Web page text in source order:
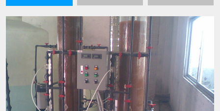
25
2021-06
超纯水生产设备的工作原理谈谈
超纯水生产设备就如同其名字一样，是不会产生
污水的，生产出来的水质是高的且不间断，因此